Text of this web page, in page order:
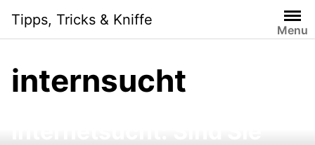
content
Tipps, Tricks & Kniffe
Menu
internsucht